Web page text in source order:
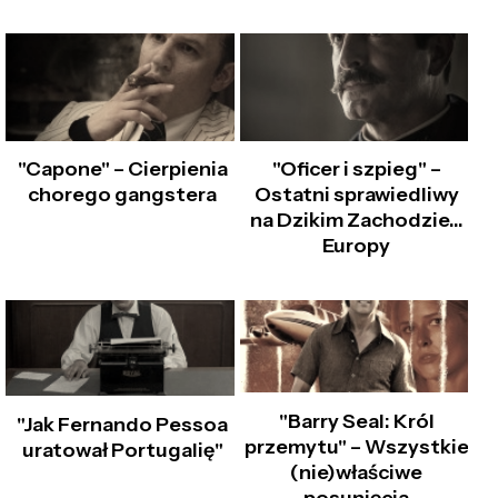
"Capone" – Cierpienia
chorego gangstera
"Oficer i szpieg" –
Ostatni sprawiedliwy
na Dzikim Zachodzie…
Europy
"Jak Fernando Pessoa
uratował Portugalię"
"Barry Seal: Król
przemytu" – Wszystkie
(nie)właściwe